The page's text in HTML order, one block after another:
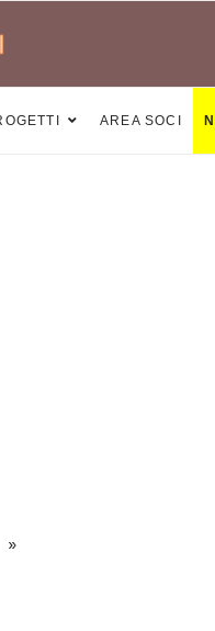
AREA SOCI
»